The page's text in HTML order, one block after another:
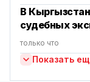
В
судебных
только что
Показать